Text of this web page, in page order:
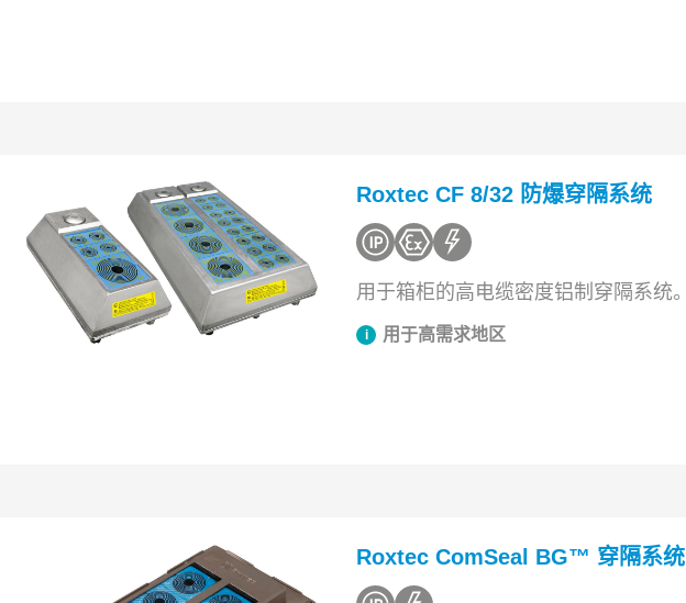
Roxtec CF 8/32 防爆穿隔系统
用于箱柜的高电缆密度铝制穿隔系统。
用于高需求地区
Roxtec ComSeal BG™ 穿隔系统